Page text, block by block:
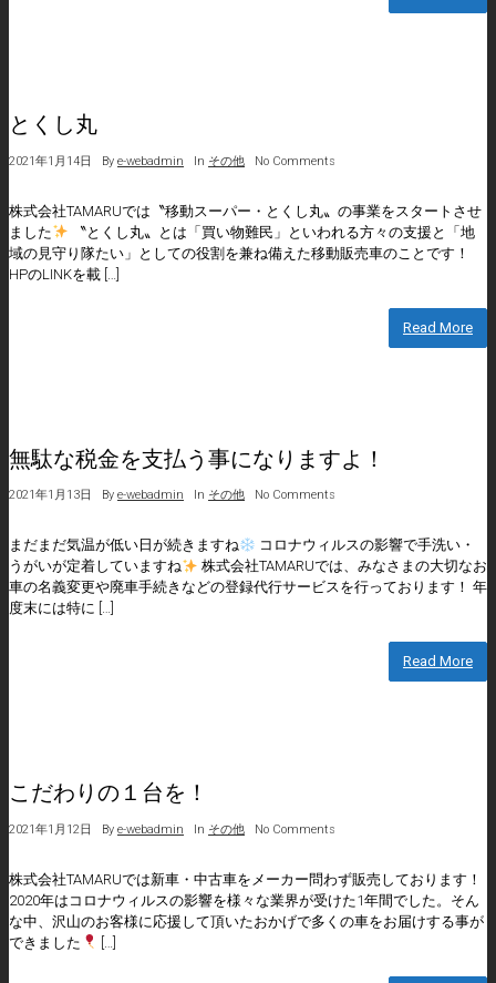
とくし丸
2021年1月14日 By e-webadmin In その他 No Comments
株式会社TAMARUでは〝移動スーパー・とくし丸〟の事業をスタートさせ
ました
〝とくし丸〟とは「買い物難民」といわれる方々の支援と「地
域の見守り隊たい」としての役割を兼ね備えた移動販売車のことです！
HPのLINKを載 […]
Read More
無駄な税金を支払う事になりますよ！
2021年1月13日 By e-webadmin In その他 No Comments
まだまだ気温が低い日が続きますね
コロナウィルスの影響で手洗い・
うがいが定着していますね
株式会社TAMARUでは、みなさまの大切なお
車の名義変更や廃車手続きなどの登録代行サービスを行っております！ 年
度末には特に […]
Read More
こだわりの１台を！
2021年1月12日 By e-webadmin In その他 No Comments
株式会社TAMARUでは新車・中古車をメーカー問わず販売しております！
2020年はコロナウィルスの影響を様々な業界が受けた1年間でした。そん
な中、沢山のお客様に応援して頂いたおかげで多くの車をお届けする事が
できました